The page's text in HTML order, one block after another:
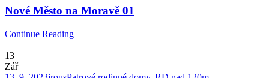
Nové Město na Moravě 01
Continue Reading
13
Zář